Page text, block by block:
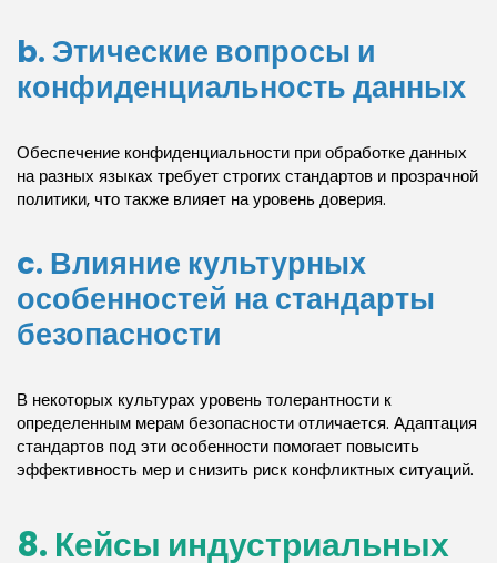
b. Этические вопросы и
конфиденциальность данных
Обеспечение конфиденциальности при обработке данных
на разных языках требует строгих стандартов и прозрачной
политики, что также влияет на уровень доверия.
c. Влияние культурных
особенностей на стандарты
безопасности
В некоторых культурах уровень толерантности к
определенным мерам безопасности отличается. Адаптация
стандартов под эти особенности помогает повысить
эффективность мер и снизить риск конфликтных ситуаций.
8. Кейсы индустриальных